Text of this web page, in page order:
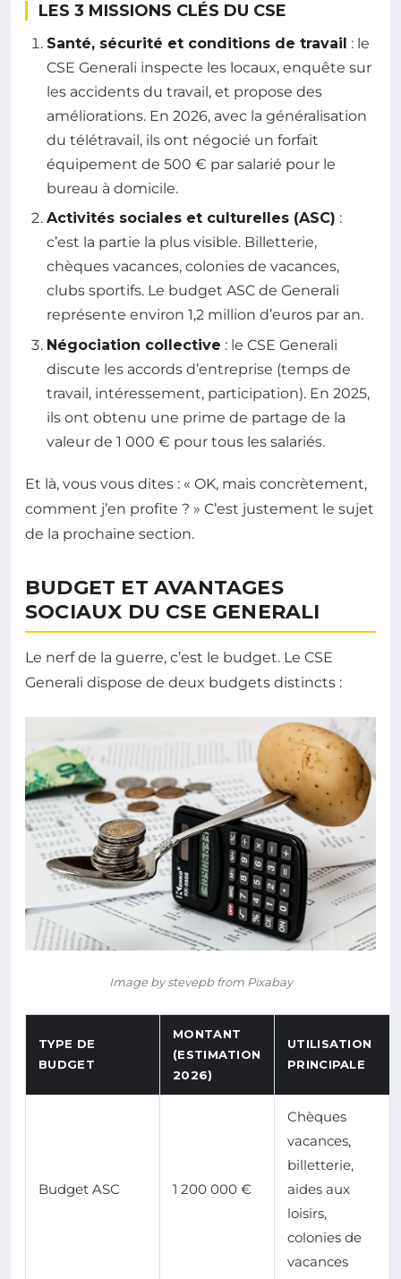
LES 3 MISSIONS CLÉS DU CSE
Santé, sécurité et conditions de travail : le
CSE Generali inspecte les locaux, enquête sur
les accidents du travail, et propose des
améliorations. En 2026, avec la généralisation
du télétravail, ils ont négocié un forfait
équipement de 500 € par salarié pour le
bureau à domicile.
Activités sociales et culturelles (ASC) :
c’est la partie la plus visible. Billetterie,
chèques vacances, colonies de vacances,
clubs sportifs. Le budget ASC de Generali
représente environ 1,2 million d’euros par an.
Négociation collective : le CSE Generali
discute les accords d’entreprise (temps de
travail, intéressement, participation). En 2025,
ils ont obtenu une prime de partage de la
valeur de 1 000 € pour tous les salariés.
Et là, vous vous dites : « OK, mais concrètement,
comment j’en profite ? » C’est justement le sujet
de la prochaine section.
BUDGET ET AVANTAGES
SOCIAUX DU CSE GENERALI
Le nerf de la guerre, c’est le budget. Le CSE
Generali dispose de deux budgets distincts :
Image by stevepb from Pixabay
TYPE DE
BUDGET
MONTANT
(ESTIMATION
2026)
UTILISATION
PRINCIPALE
Budget ASC 1 200 000 €
Chèques
vacances,
billetterie,
aides aux
loisirs,
colonies de
vacances